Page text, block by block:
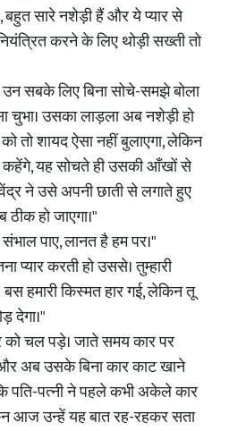
सारे नशेड़ी हैं और ये प्यार से
करने के लिए थोड़ी सख्ती तो
सबके लिए बिना सोचे-समझे बोला
चुभा। उसका लाड़ला अब नशेड़ी हो
तो शायद ऐसा नहीं बुलाएगा, लेकिन
कहेंगे, यह सोचते ही उसकी आँखों से
ने उसे अपनी छाती से लगाते हुए
ठीक हो जाएगा।"
पाए, लानत है हम पर।"
प्यार करती हो उससे। तुम्हारी
हमारी किस्मत हार गई, लेकिन तू
देगा।"
चल पड़े। जाते समय कार पर
अब उसके बिना कार काट खाने
पति-पत्नी ने पहले कभी अकेले कार
आज उन्हें यह बात रह-रहकर सता